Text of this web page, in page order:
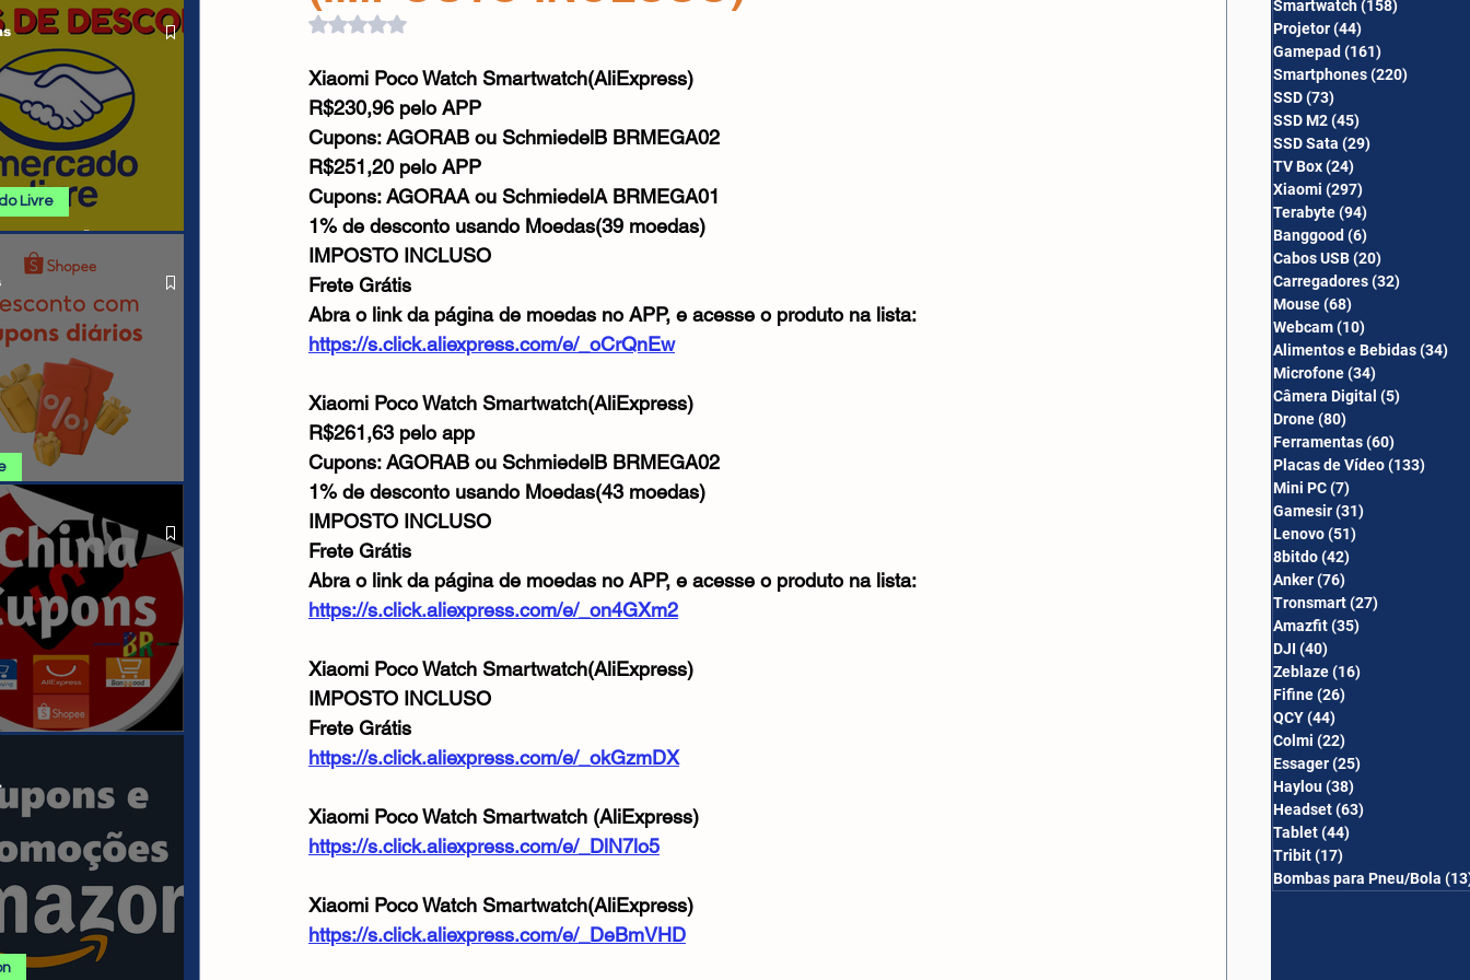
PROMOÇÕES
LIVRE
Livre
06/08
Cabos USB Carregadores
Avaliado com NaN de 5 estrelas.
Xiaomi Poco Watch Smartwatch(AliExpress)
R$230,96 pelo APP
Cupons: AGORAB ou SchmiedelB BRMEGA02
R$251,20 pelo APP
Cupons: AGORAA ou SchmiedelA BRMEGA01
1% de desconto usando Moedas(39 moedas)
IMPOSTO INCLUSO
Frete Grátis
Abra o link da página de moedas no APP, e acesse o produto na lista:
https://s.click.aliexpress.com/e/_oCrQnEw
Xiaomi Poco Watch Smartwatch(AliExpress)
R$261,63 pelo app
Cupons: AGORAB ou SchmiedelB BRMEGA02
1% de desconto usando Moedas(43 moedas)
IMPOSTO INCLUSO
Frete Grátis
Abra o link da página de moedas no APP, e acesse o produto na lista:
https://s.click.aliexpress.com/e/_on4GXm2
Xiaomi Poco Watch Smartwatch(AliExpress)
IMPOSTO INCLUSO
Frete Grátis
https://s.click.aliexpress.com/e/_okGzmDX
Xiaomi Poco Watch Smartwatch (AliExpress)
https://s.click.aliexpress.com/e/_DlN7lo5
Xiaomi Poco Watch Smartwatch(AliExpress)
https://s.click.aliexpress.com/e/_DeBmVHD
Smartwatch(158)
Projetor(44)
Gamepad (161)
Smartphones(220)
SSD(73)
SSD M2(45)
SSD Sata (29)
TV Box(24)
Xiaomi (297)
Terabyte(94)
Banggood (6)
Cabos USB(20)
Carregadores(32)
Mouse(68)
Webcam(10)
Alimentos e Bebidas(34)
Microfone(34)
Câmera Digital (5)
Drone(80)
Ferramentas(60)
Placas de Vídeo(133)
Mini PC(7)
Gamesir(31)
Lenovo(51)
8bitdo(42)
Anker(76)
Tronsmart(27)
Amazfit(35)
DJI (40)
Zeblaze(16)
Fifine(26)
QCY(44)
Colmi (22)
Essager(25)
Haylou(38)
Headset(63)
Tablet(44)
Tribit(17)
Bombas para Pneu/Bola